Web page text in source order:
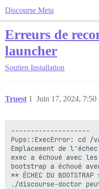
Discourse Meta
Erreurs de
launcher
Soutien Installation
Truest Juin 17, 2024, 7:50
1
--------------------
Pups::ExecError: cd /
Emplacement de
exec a échoué avec
bootstrap a échoué
** ÉCHEC DU
./discourse-doctor